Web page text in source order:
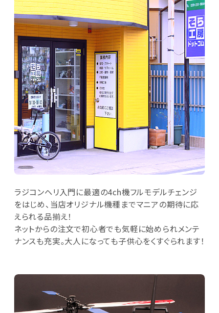
ラジコンヘリ入門に最適の4ch機フルモデルチェンジ
をはじめ、当店オリジナル機種までマニアの期待に応
えられる品揃え！
ネットからの注文で初心者でも気軽に始められメンテ
ナンスも充実。大人になっても子供心をくすぐられます！